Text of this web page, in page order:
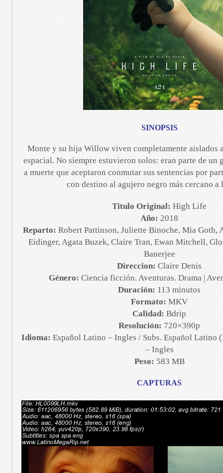
SINOPSIS
Monte y su hija Willow viven completamente aislados
espacial. No siempre estuvieron solos: eran parte de un
a muerte que aceptaron conmutar sus sentencias por
con destino al agujero negro más cercano a
Titulo Original: High Life
Año: 2018
Reparto: Robert Pattinson, Juliette Binoche, Mia Goth,
Eidinger, Agata Buzek, Claire Tran, Ewan Mitchell,
Banerjee
Direccion: Claire Denis
Género: Ciencia ficción. Aventuras. Drama |
Duración: 113 minutos
Formato: MKV
Calidad: Bdrip
Resolución: 720×390p
Idioma: Español Latino – Ingles / Subs. Español Latino
– Ingles
Peso: 583 MB
CAPTURAS